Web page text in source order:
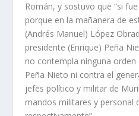
Román, y sostuvo que “si
porque en la mañanera de
(Andrés Manuel) López
presidente (Enrique) Peña
no contempla ninguna
Peña Nieto ni contra el
jefes político y militar de
mandos militares y personal